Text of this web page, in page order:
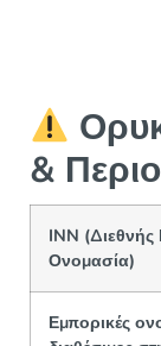
&
INN
Ονομασία)
Εμπορικές